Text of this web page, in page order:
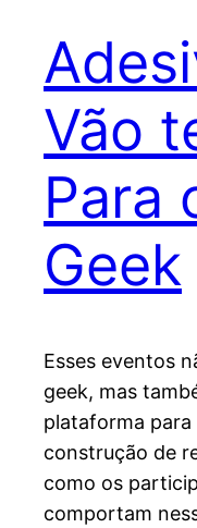
Vão
Para
Geek
Esses eventos
geek, mas
plataforma para
construção de
como os
comportam